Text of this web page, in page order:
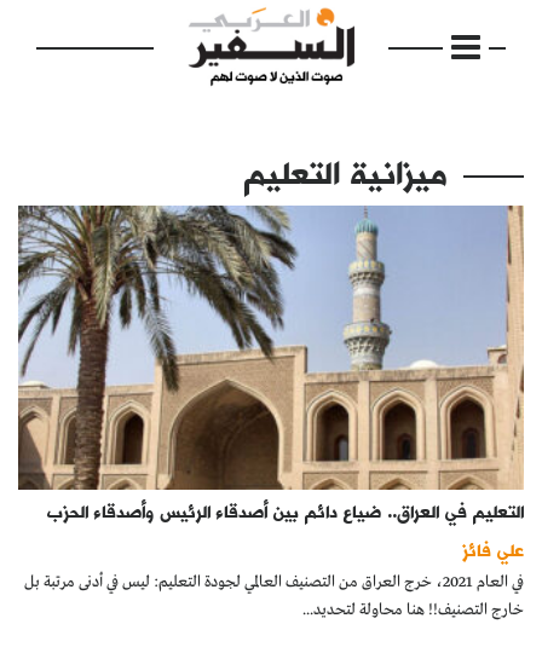
الرئيسية
مواضيع
إفتتاحية
فكرة
دفاتر
بالصورة
كتّابنا
الأرشيف
ميزانية التعليم
التعليم في العراق.. ضياع دائم بين أصدقاء الرئيس وأصدقاء الحزب
علي فائز
في العام 2021، خرج العراق من التصنيف العالمي لجودة التعليم: ليس في أدنى مرتبة بل
خارج التصنيف!! هنا محاولة لتحديد...